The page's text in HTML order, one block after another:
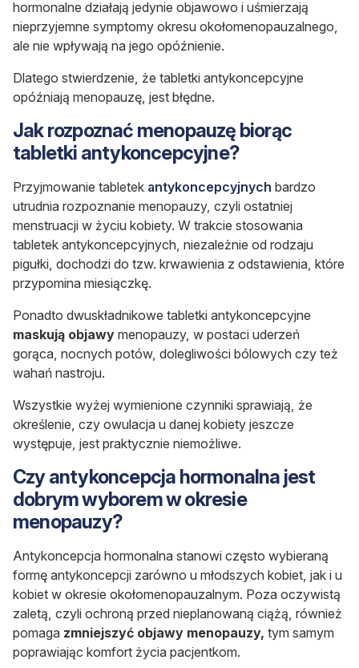
hormonalne działają jedynie objawowo i uśmierzają
nieprzyjemne symptomy okresu okołomenopauzalnego,
ale nie wpływają na jego opóźnienie.
Dlatego stwierdzenie, że tabletki antykoncepcyjne
opóźniają menopauzę, jest błędne.
Jak rozpoznać menopauzę biorąc
tabletki antykoncepcyjne?
Przyjmowanie tabletek antykoncepcyjnych bardzo
utrudnia rozpoznanie menopauzy, czyli ostatniej
menstruacji w życiu kobiety. W trakcie stosowania
tabletek antykoncepcyjnych, niezależnie od rodzaju
pigułki, dochodzi do tzw. krwawienia z odstawienia, które
przypomina miesiączkę.
Ponadto dwuskładnikowe tabletki antykoncepcyjne
maskują objawy menopauzy, w postaci uderzeń
gorąca, nocnych potów, dolegliwości bólowych czy też
wahań nastroju.
Wszystkie wyżej wymienione czynniki sprawiają, że
określenie, czy owulacja u danej kobiety jeszcze
występuje, jest praktycznie niemożliwe.
Czy antykoncepcja hormonalna jest
dobrym wyborem w okresie
menopauzy?
Antykoncepcja hormonalna stanowi często wybieraną
formę antykoncepcji zarówno u młodszych kobiet, jak i u
kobiet w okresie okołomenopauzalnym. Poza oczywistą
zaletą, czyli ochroną przed nieplanowaną ciążą, również
pomaga zmniejszyć objawy menopauzy, tym samym
poprawiając komfort życia pacjentkom.